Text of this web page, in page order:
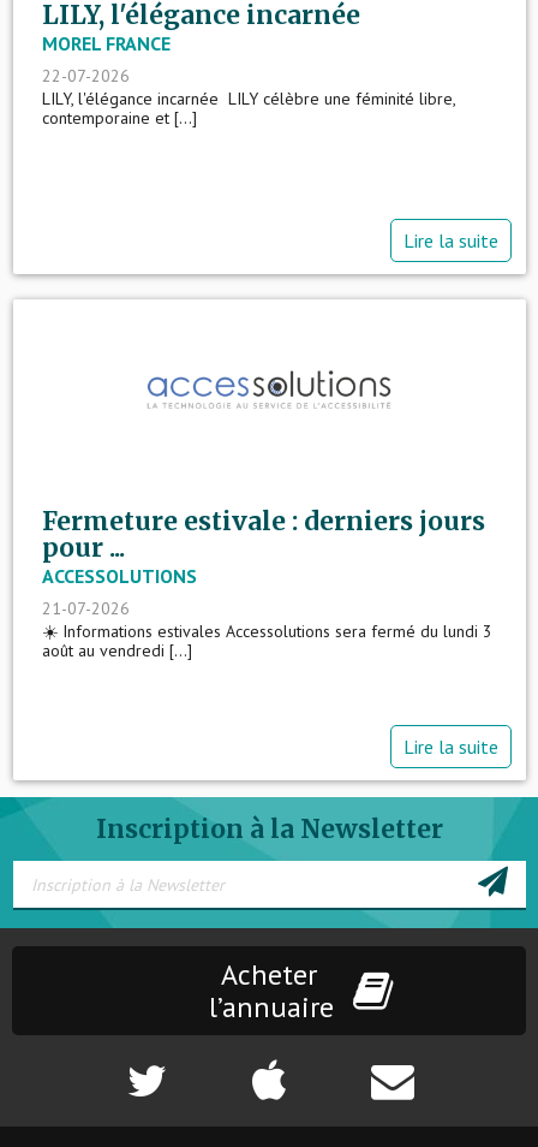
LILY, l'élégance incarnée
MOREL FRANCE
22-07-2026
LILY, l'élégance incarnée LILY célèbre une féminité libre,
contemporaine et [...]
Lire la suite
Fermeture estivale : derniers jours
pour ...
ACCESSOLUTIONS
21-07-2026
☀️ Informations estivales Accessolutions sera fermé du lundi 3
août au vendredi [...]
Lire la suite
Inscription à la Newsletter
Acheter
l’annuaire